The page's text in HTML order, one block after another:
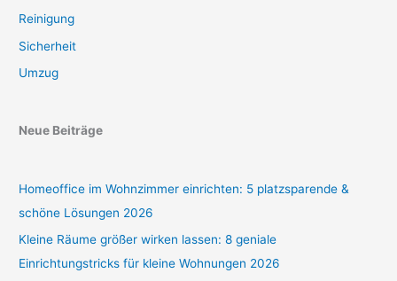
Reinigung
Sicherheit
Umzug
Neue Beiträge
Homeoffice im Wohnzimmer einrichten: 5 platzsparende &
schöne Lösungen 2026
Kleine Räume größer wirken lassen: 8 geniale
Einrichtungstricks für kleine Wohnungen 2026